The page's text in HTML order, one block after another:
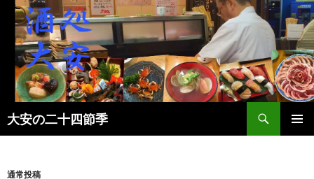
大安の二十四節季
検
索
ン
通常投稿